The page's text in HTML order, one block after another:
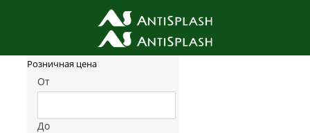
Фильтр товаров
Розничная цена
От
До